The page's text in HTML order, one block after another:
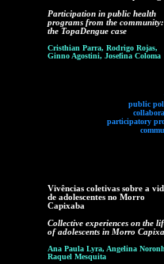
Participation in public health
programs from the community:
the TopaDengue case
Cristhian Parra, Rodrigo Rojas,
Ginno Agostini, Josefina Coloma
public
participatory
Vivências coletivas sobre a
de adolescentes no Morro
Capixaba
Collective experiences on the
of adolescents in Morro
Ana Paula Lyra, Angelina
Raquel Mesquita